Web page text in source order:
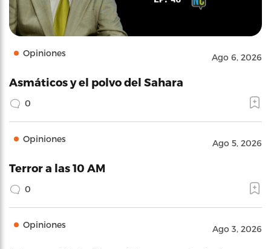
Opiniones Ago 6, 2026
Asmáticos y el polvo del Sahara
0
Opiniones Ago 5, 2026
Terror a las 10 AM
0
Opiniones Ago 3, 2026